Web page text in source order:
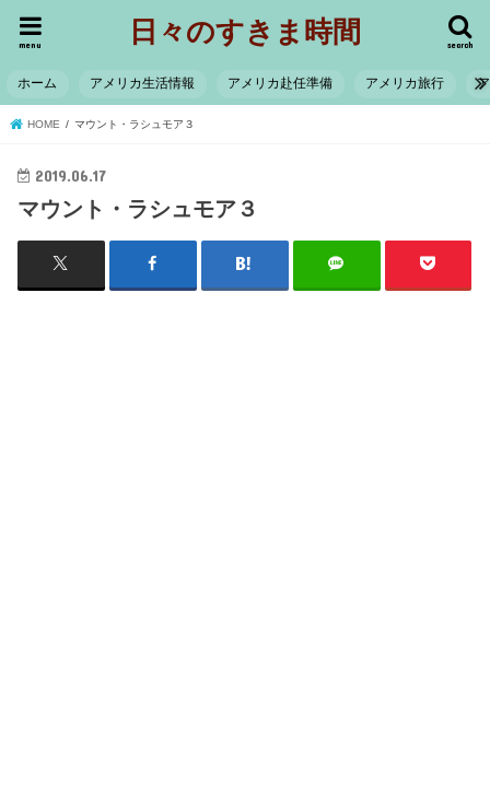
日々のすきま時間 search
menu
ホーム アメリカ生活情報 アメリカ赴任準備 アメリカ旅行
HOME マウント・ラシュモア３
2019.06.17
マウント・ラシュモア３